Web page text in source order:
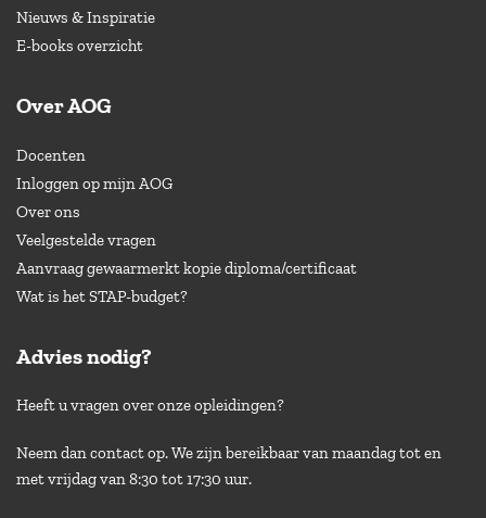
Nieuws & Inspiratie
E-books overzicht
Over AOG
Docenten
Inloggen op mijn AOG
Over ons
Veelgestelde vragen
Aanvraag gewaarmerkt kopie diploma/certificaat
Wat is het STAP-budget?
Advies nodig?
Heeft u vragen over onze opleidingen?
Neem dan contact op. We zijn bereikbaar van maandag tot en
met vrijdag van 8:30 tot 17:30 uur.